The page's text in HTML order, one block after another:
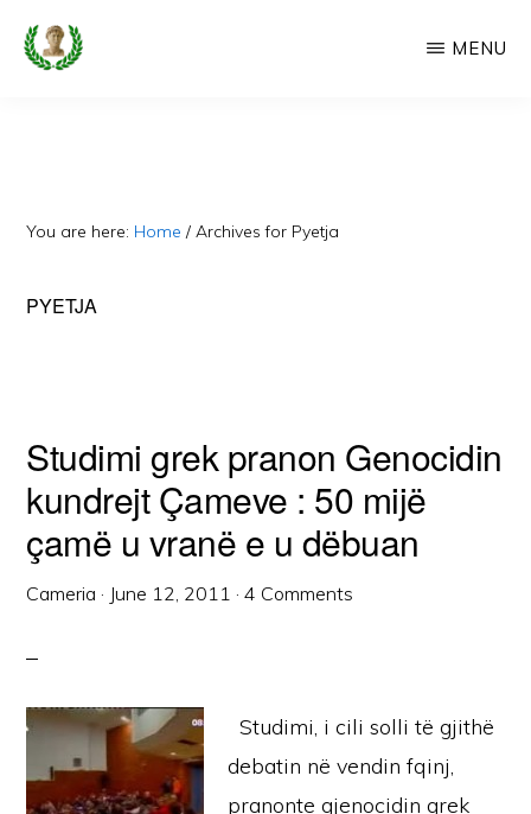
Skip
Faqe
Dedikuar
MENU
You are here: Home / Archives for Pyetja
PYETJA
Studimi grek pranon Genocidin
kundrejt Çameve : 50 mijë
çamë u vranë e u dëbuan
Cameria · June 12, 2011 ·4 Comments
Studimi, i cili solli të gjithë
debatin në vendin fqinj,
pranonte gjenocidin grek